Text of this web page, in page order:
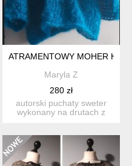
ATRAMENTOWY MOHER
Maryla Z
280 zł
autorski puchaty sweter
wykonany na drutach z